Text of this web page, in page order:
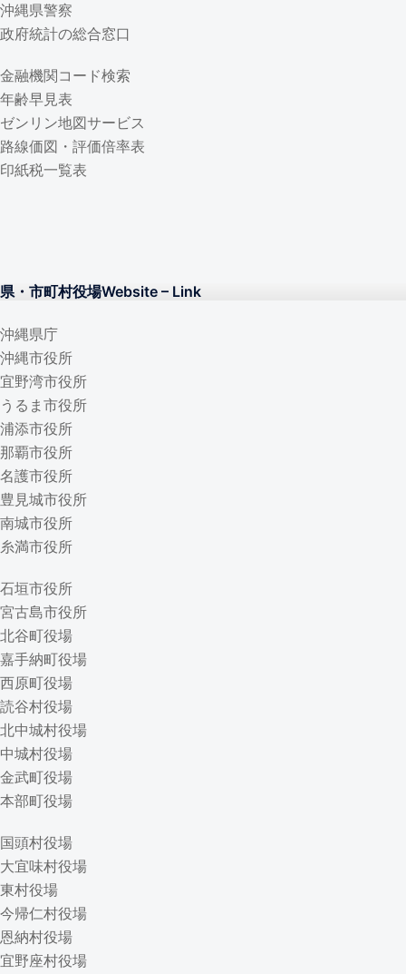
沖縄県警察
政府統計の総合窓口
金融機関コード検索
年齢早見表
ゼンリン地図サービス
路線価図・評価倍率表
印紙税一覧表
県・市町村役場Website – Link
沖縄県庁
沖縄市役所
宜野湾市役所
うるま市役所
浦添市役所
那覇市役所
名護市役所
豊見城市役所
南城市役所
糸満市役所
石垣市役所
宮古島市役所
北谷町役場
嘉手納町役場
西原町役場
読谷村役場
北中城村役場
中城村役場
金武町役場
本部町役場
国頭村役場
大宜味村役場
東村役場
今帰仁村役場
恩納村役場
宜野座村役場